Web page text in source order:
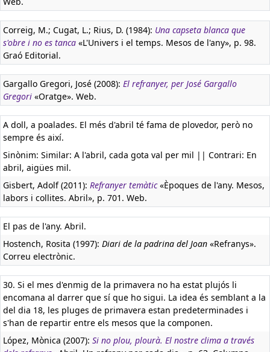
Correig, M.; Cugat, L.; Rius, D. (1984): Una capseta blanca que
s'obre i no es tanca «L'Univers i el temps. Mesos de l'any», p. 98.
Graó Editorial.
Gargallo Gregori, José (2008): El refranyer, per José Gargallo
Gregori «Oratge». Web.
A doll, a poalades. El més d'abril té fama de plovedor, però no
sempre és així.
Sinònim: Similar: A l'abril, cada gota val per mil || Contrari: En
abril, aigües mil.
Gisbert, Adolf (2011): Refranyer temàtic«Èpoques de l'any. Mesos,
labors i collites. Abril», p. 701. Web.
El pas de l'any. Abril.
Hostench, Rosita (1997): Diari de la padrina del Joan «Refranys».
Correu electrònic.
30. Si el mes d'enmig de la primavera no ha estat plujós li
encomana al darrer que sí que ho sigui. La idea és semblant a la
del dia 18, les pluges de primavera estan predeterminades i
s'han de repartir entre els mesos que la componen.
López, Mònica (2007): Si no plou, plourà. El nostre clima a través